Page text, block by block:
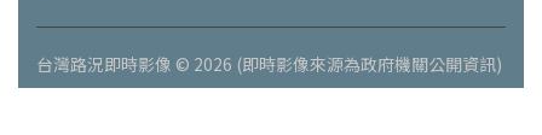
台灣路況即時影像 © 2026 (即時影像來源為政府機關公開資訊)